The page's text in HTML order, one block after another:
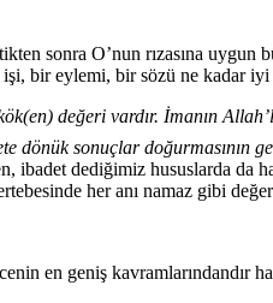
sonra O’nun rızasına uygun
bir eylemi, bir sözü ne kadar iyi
değeri vardır. İmanın
dönük sonuçlar doğurmasının
dediğimiz hususlarda da
her anı namaz gibi
en geniş kavramlarındandır